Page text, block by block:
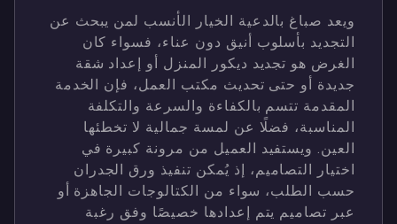
ويعد صباغ بالدعية الخيار الأنسب لمن يبحث عن
التجديد بأسلوب أنيق دون عناء، فسواء كان
الغرض هو تجديد ديكور المنزل أو إعداد شقة
جديدة أو حتى تحديث مكتب العمل، فإن الخدمة
المقدمة تتسم بالكفاءة والسرعة والتكلفة
المناسبة، فضلًا عن لمسة جمالية لا تخطئها
العين. ويستفيد العميل من مرونة كبيرة في
اختيار التصاميم، إذ يُمكن تنفيذ ورق الجدران
حسب الطلب، سواء من الكتالوجات الجاهزة أو
عبر تصاميم يتم إعدادها خصيصًا وفق رغبة